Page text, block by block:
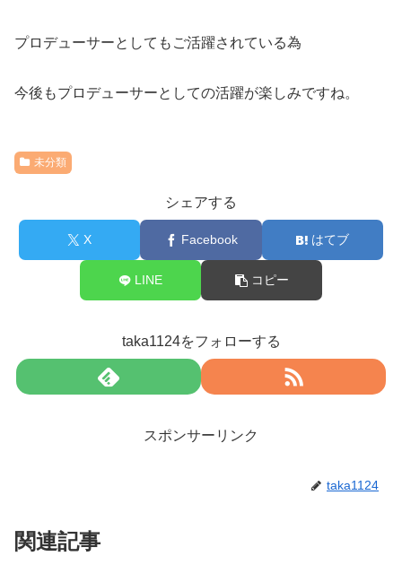
プロデューサーとしてもご活躍されている為
今後もプロデューサーとしての活躍が楽しみですね。
未分類
シェアする
X Facebook はてブ
LINE コピー
taka1124をフォローする
スポンサーリンク
taka1124
関連記事